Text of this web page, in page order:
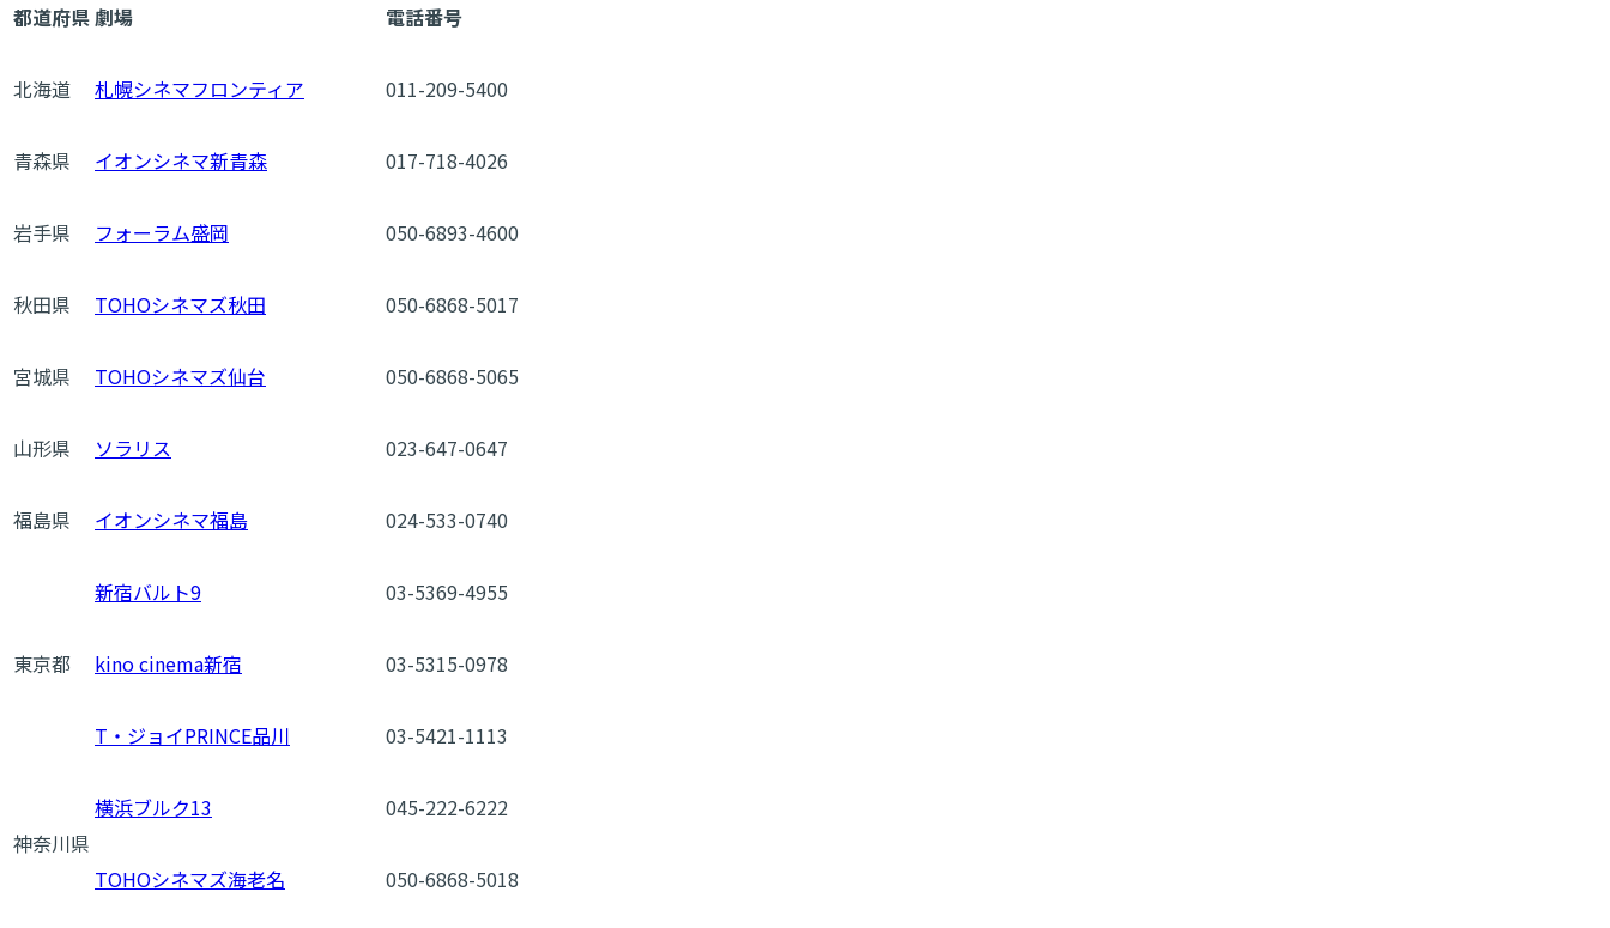
都道府県劇場 電話番号
北海道 札幌シネマフロンティア 011-209-5400
青森県 イオンシネマ新青森 017-718-4026
岩手県 フォーラム盛岡 050-6893-4600
秋田県 TOHOシネマズ秋田 050-6868-5017
宮城県 TOHOシネマズ仙台 050-6868-5065
山形県 ソラリス 023-647-0647
福島県 イオンシネマ福島 024-533-0740
東京都
新宿バルト9 03-5369-4955
kino cinema新宿 03-5315-0978
T・ジョイPRINCE品川 03-5421-1113
神奈川県
横浜ブルク13 045-222-6222
TOHOシネマズ海老名 050-6868-5018